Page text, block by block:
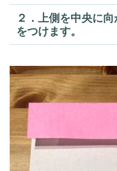
２．上側を中央に
をつけます。